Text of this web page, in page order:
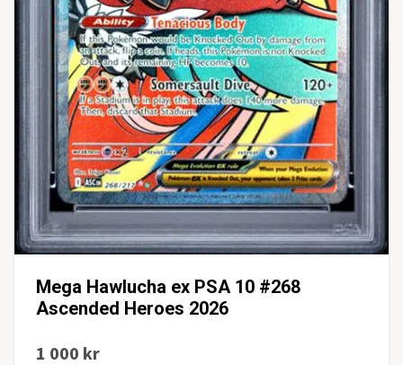
Mega Hawlucha ex PSA 10 #268
Ascended Heroes 2026
1 000 kr